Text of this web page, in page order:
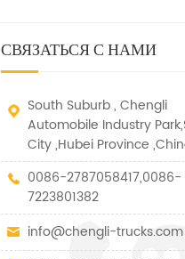
транспортные
специальных
средств, которые
параметров этого
вытягивание и
СВЯЗАТЬСЯ С НАМИ
South Suburb , Chengli
Automobile Industry
City ,Hubei Province
0086-2787058417,0086-
7223801382
info@chengli-trucks.com